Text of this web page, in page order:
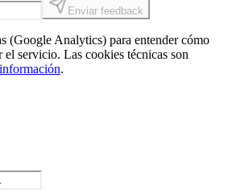
Enviar feedback
(Google Analytics) para entender cómo
el servicio. Las cookies técnicas son
.